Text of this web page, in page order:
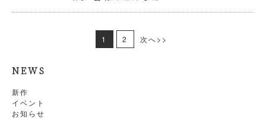
NEWS
新作
イベント
お知らせ
1 2 次へ>>